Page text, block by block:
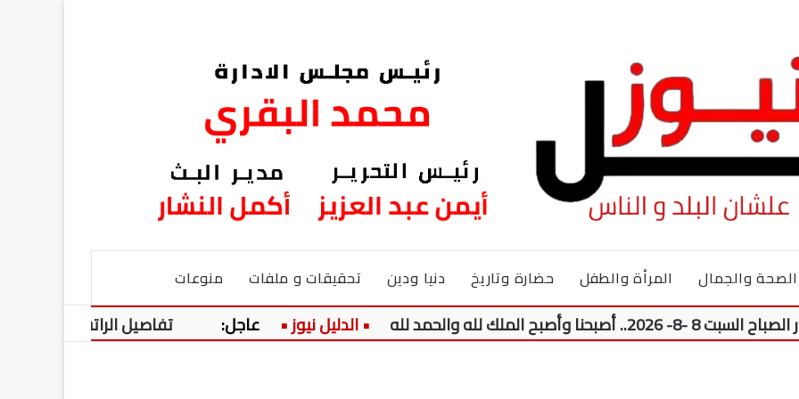
الصحة والجمال المرأة والطفل حضارة وتاريخ دنيا ودين تحقيقات و ملفات منوعات
لله والحمد لله عاجل: تفاصيل الراتب الضخم للحارس